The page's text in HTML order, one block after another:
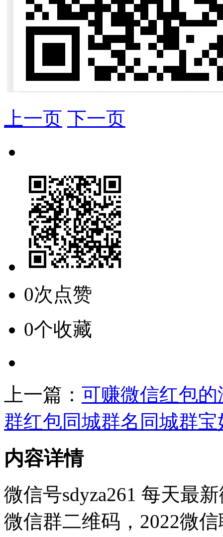
上一页 下一页
0次点赞
0个收藏
上一篇： 可赚微信红包的
群红包同城群名同城群
内容详情
微信号sdyza261 每天最
微信群二维码，2022微